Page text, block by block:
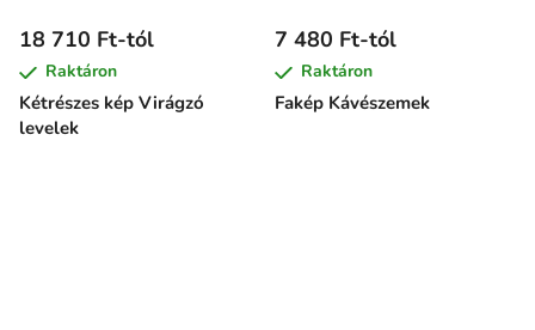
Kétrészes kép Virágzó
levelek
18 710 Ft-tól
Raktáron
Fakép Kávészemek
7 480 Ft-tól
Raktáron